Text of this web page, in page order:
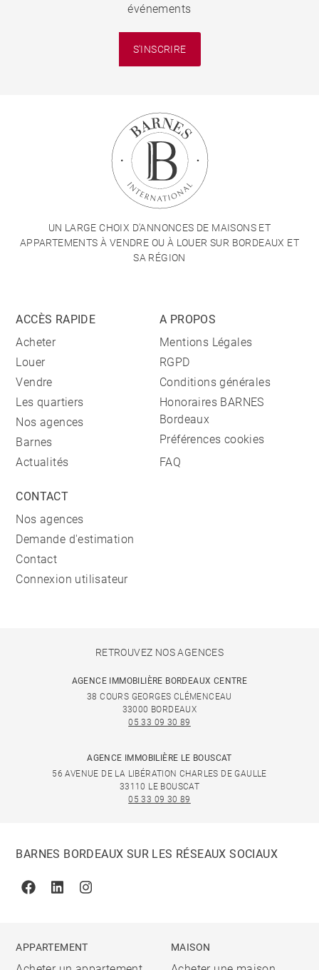
événements
S'INSCRIRE
UN LARGE CHOIX D'ANNONCES DE MAISONS ET
APPARTEMENTS À VENDRE OU À LOUER SUR BORDEAUX ET
SA RÉGION
ACCÈS RAPIDE
Acheter
Louer
Vendre
Les quartiers
Nos agences
Barnes
Actualités
A PROPOS
Mentions Légales
RGPD
Conditions générales
Honoraires BARNES
Bordeaux
Préférences cookies
FAQ
CONTACT
Nos agences
Demande d'estimation
Contact
Connexion utilisateur
RETROUVEZ NOS AGENCES
AGENCE IMMOBILIÈRE BORDEAUX CENTRE
38 COURS GEORGES CLÉMENCEAU
33000 BORDEAUX
05 33 09 30 89
AGENCE IMMOBILIÈRE LE BOUSCAT
56 AVENUE DE LA LIBÉRATION CHARLES DE GAULLE
33110 LE BOUSCAT
05 33 09 30 89
BARNES BORDEAUX SUR LES RÉSEAUX SOCIAUX
FacebookLinkedinInstagram
APPARTEMENT MAISON